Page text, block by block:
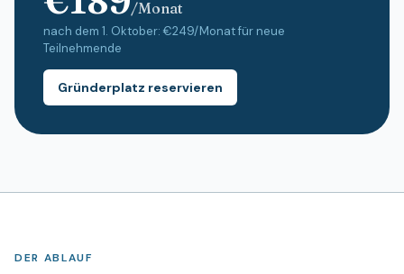
/Monat
nach dem 1. Oktober: €249/Monat für neue
Teilnehmende
Gründerplatz reservieren
DER ABLAUF